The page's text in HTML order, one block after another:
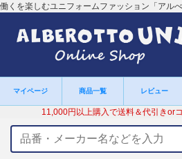
働くを楽しむユニフォームファッション「アルべ
マイページ 商品一覧 レビュー
11,000円以上購入で送料＆代引きor